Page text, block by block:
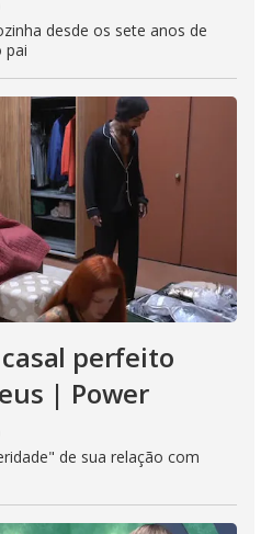
desde os sete anos de
pai
perfeito
| Power
de sua relação com